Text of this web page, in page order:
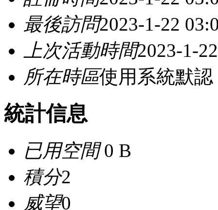
最後訪問2023-1-22
上次活動時間2023-1-
所在時區使用系統默認
統計信息
已用空間0 B
積分2
威望0